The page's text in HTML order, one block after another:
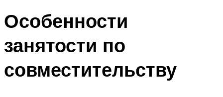
Особенности
занятости по
совместительству